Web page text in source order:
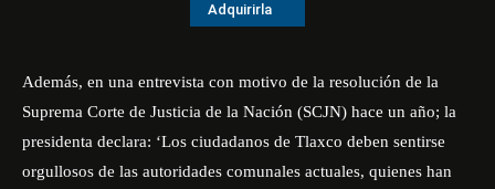
Adquirirla
Además, en una entrevista con motivo de la resolución de la
Suprema Corte de Justicia de la Nación (SCJN) hace un año; la
presidenta declara: ‘Los ciudadanos de Tlaxco deben sentirse
orgullosos de las autoridades comunales actuales, quienes han